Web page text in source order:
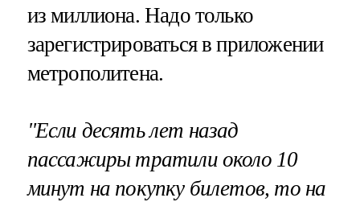
из миллиона. Надо только
зарегистрироваться в приложении
метрополитена.
"Если десять лет назад
пассажиры тратили около 10
минут на покупку билетов, то на